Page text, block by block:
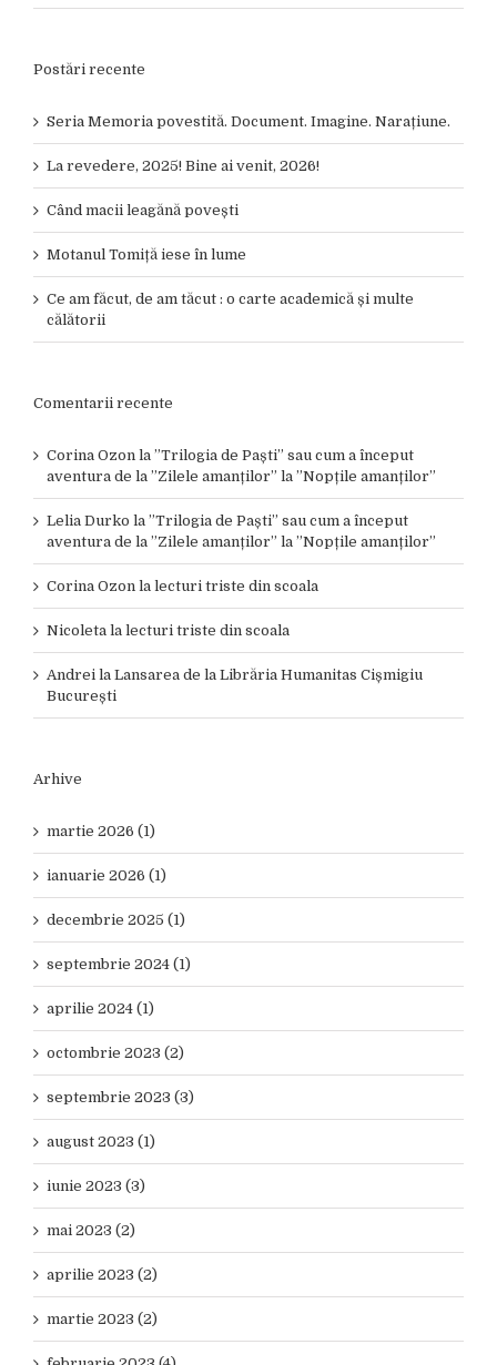
Postări recente
Seria Memoria povestită. Document. Imagine. Narațiune.
La revedere, 2025! Bine ai venit, 2026!
Când macii leagănă povești
Motanul Tomiță iese în lume
Ce am făcut, de am tăcut : o carte academică și multe
călătorii
Comentarii recente
Corina Ozon la ”Trilogia de Paști” sau cum a început
aventura de la ”Zilele amanților” la ”Nopțile amanților”
Lelia Durko la ”Trilogia de Paști” sau cum a început
aventura de la ”Zilele amanților” la ”Nopțile amanților”
Corina Ozon la lecturi triste din scoala
Nicoleta la lecturi triste din scoala
Andrei la Lansarea de la Librăria Humanitas Cișmigiu
București
Arhive
martie 2026 (1)
ianuarie 2026 (1)
decembrie 2025 (1)
septembrie 2024 (1)
aprilie 2024 (1)
octombrie 2023 (2)
septembrie 2023 (3)
august 2023 (1)
iunie 2023 (3)
mai 2023 (2)
aprilie 2023 (2)
martie 2023 (2)